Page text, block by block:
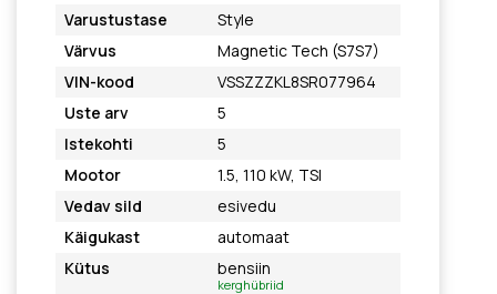
Varustustase
Style
Värvus
Magnetic Tech (S7S7)
VIN-kood
VSSZZZKL8SR077964
Uste arv
5
Istekohti
5
Mootor
1.5, 110 kW, TSI
Vedav sild
esivedu
Käigukast
automaat
Kütus
bensiin
kerghübriid